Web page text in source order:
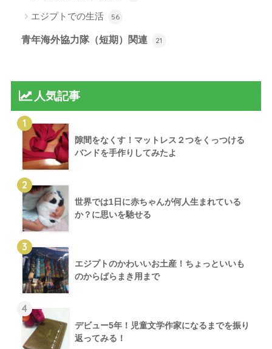
エジプトでの生活 56
青年海外協力隊（短期）関連 21
人気記事
1
隙間をなくす！マットレス２つをくっつける
バンドを手作りしてみたよ
2
世界では1日に赤ちゃんが何人生まれている
か？に思いを馳せる
3
エジプトのかわいいお土産！ちょっといいも
のからばらまき用まで
4
デビュー5年！児童文学作家になるまでを振り
返ってみる！